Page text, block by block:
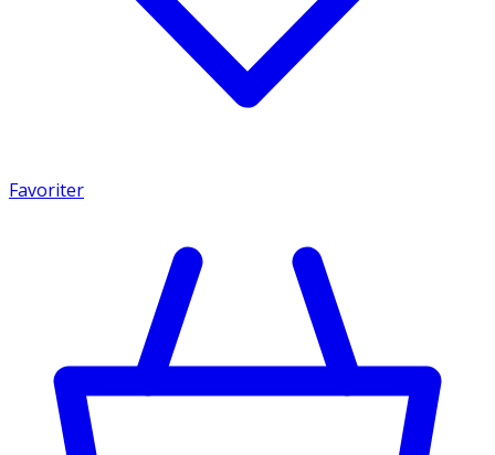
Favoriter